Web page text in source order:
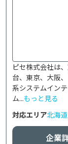
ピセ株式会社は
台、東京、大阪
系システムイン
ム...もっと見る
対応エリア北海道
企業